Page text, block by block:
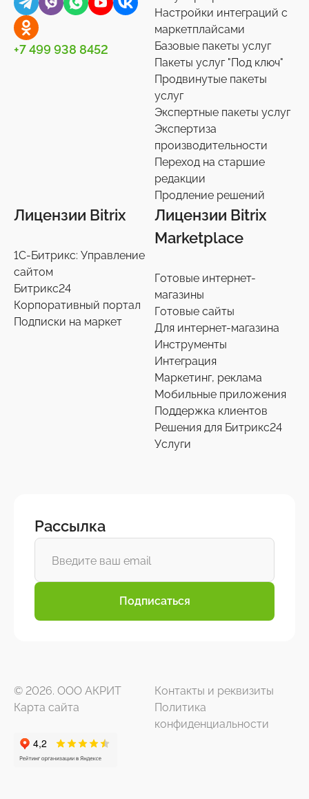
+7 499 938 8452
Настройки интеграций с
маркетплайсами
Базовые пакеты услуг
Пакеты услуг "Под ключ"
Продвинутые пакеты
услуг
Экспертные пакеты услуг
Экспертиза
производительности
Переход на старшие
редакции
Продление решений
Лицензии Bitrix
1С-Битрикс: Управление
сайтом
Битрикс24
Корпоративный портал
Подписки на маркет
Лицензии Bitrix
Marketplace
Готовые интернет-
магазины
Готовые сайты
Для интернет-магазина
Инструменты
Интеграция
Маркетинг, реклама
Мобильные приложения
Поддержка клиентов
Решения для Битрикс24
Услуги
Рассылка
Подписаться
© 2026. ООО АКРИТ
Контакты и реквизиты
Карта сайта
Политика
конфиденциальности